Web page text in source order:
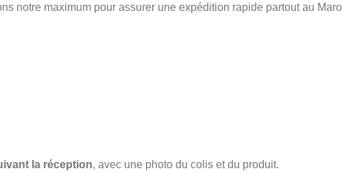
notre maximum pour assurer une expédition rapide partout au
la réception, avec une photo du colis et du produit.